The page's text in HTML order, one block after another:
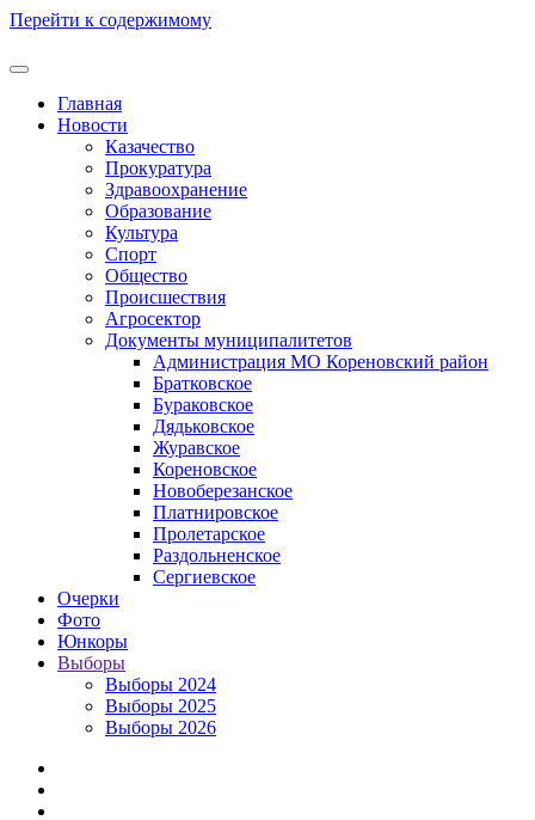
Перейти к содержимому
Главная
Новости
Казачество
Прокуратура
Здравоохранение
Образование
Культура
Спорт
Общество
Происшествия
Агросектор
Документы муниципалитетов
Администрация МО Кореновский район
Братковское
Бураковское
Дядьковское
Журавское
Кореновское
Новоберезанское
Платнировское
Пролетарское
Раздольненское
Сергиевское
Очерки
Фото
Юнкоры
Выборы
Выборы 2024
Выборы 2025
Выборы 2026